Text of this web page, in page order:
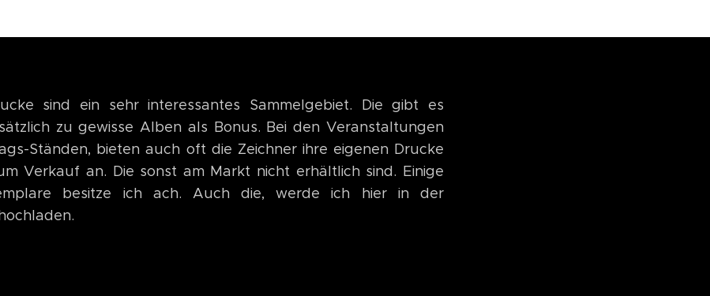
sind ein sehr interessantes Sammelgebiet. Die gibt es
zu gewisse Alben als Bonus. Bei den Veranstaltungen
Ständen, bieten auch oft die Zeichner ihre eigenen Drucke
Verkauf an. Die sonst am Markt nicht erhältlich sind. Einige
besitze ich ach. Auch die, werde ich hier in der